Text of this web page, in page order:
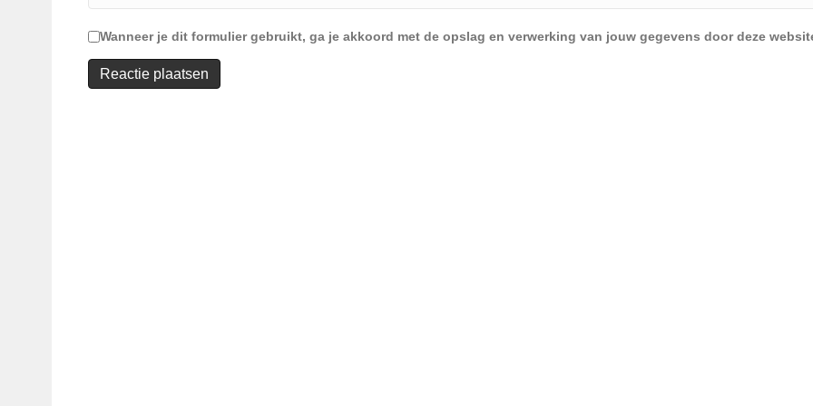
Wanneer je dit formulier gebruikt, ga je akkoord met de opslag en verwerking van jouw gegevens door deze